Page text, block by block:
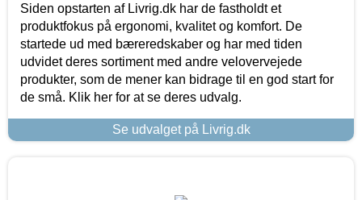
Siden opstarten af Livrig.dk har de fastholdt et
produktfokus på ergonomi, kvalitet og komfort. De
startede ud med bæreredskaber og har med tiden
udvidet deres sortiment med andre velovervejede
produkter, som de mener kan bidrage til en god start for
de små. Klik her for at se deres udvalg.
Se udvalget på Livrig.dk